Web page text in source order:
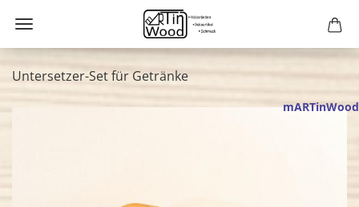
Untersetzer-Set für Getränke
mARTinWood